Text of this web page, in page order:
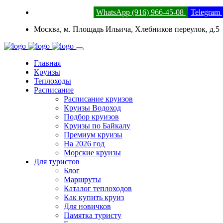
WhatsApp (916) 966-45-08 Telegram
Москва, м. Площадь Ильича, Хлебников переулок, д.5
Главная
Круизы
Теплоходы
Расписание
Расписание круизов
Круизы Водоход
Подбор круизов
Круизы по Байкалу
Премиум круизы
На 2026 год
Морские круизы
Для туристов
Блог
Маршруты
Каталог теплоходов
Как купить круиз
Для новичков
Памятка туристу